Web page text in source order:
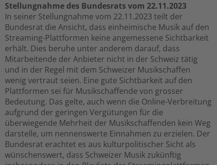
Stellungnahme des Bundesrats vom 22.11.2023
In seiner Stellungnahme vom 22.11.2023 teilt der
Bundesrat die Ansicht, dass einheimische Musik auf den
Streaming-Plattformen keine angemessene Sichtbarkeit
erhält. Dies beruhe unter anderem darauf, dass
Mitarbeitende der Anbieter nicht in der Schweiz tätig
und in der Regel mit dem Schweizer Musikschaffen
wenig vertraut seien. Eine gute Sichtbarkeit auf den
Plattformen sei für Musikschaffende von grosser
Bedeutung. Das gelte, auch wenn die Online-Verbreitung
aufgrund der geringen Vergütungen für die
überwiegende Mehrheit der Musikschaffenden kein Weg
darstelle, um nennenswerte Einnahmen zu erzielen. Der
Bundesrat erachtet es aus kulturpolitischer Sicht als
wünschenswert, dass Schweizer Musik zukünftig